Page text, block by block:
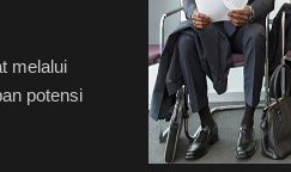
melalui
potensi